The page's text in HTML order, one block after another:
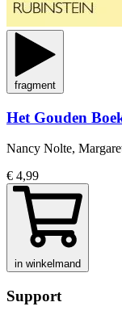
fragment
Het Gouden
Nancy Nolte,
€ 4,99
in winkelmand
Support